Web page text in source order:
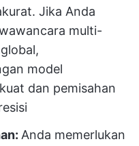
Jika Anda
multi-
model
dan pemisahan
Anda memerlukan